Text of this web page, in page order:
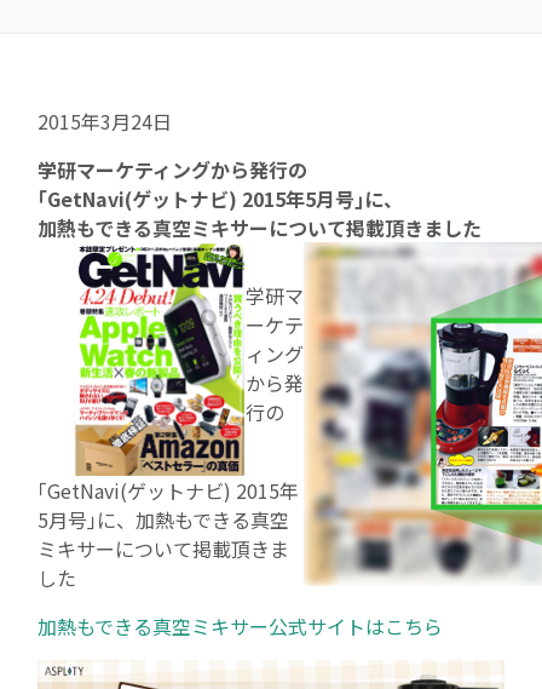
2015年3月24日
学研マーケティングから発行の
｢GetNavi(ゲットナビ) 2015年5月号｣に、
加熱もできる真空ミキサーについて掲載頂きました
学研マ
ーケテ
ィング
から発
行の
｢GetNavi(ゲットナビ) 2015年
5月号｣に、加熱もできる真空
ミキサーについて掲載頂きま
した
加熱もできる真空ミキサー公式サイトはこちら
事業紹介
事業一覧
リテールソリューション事業
導入事例
アパレルソリューション事業
ブライダルDX事業
ニュース
メディア掲載情報